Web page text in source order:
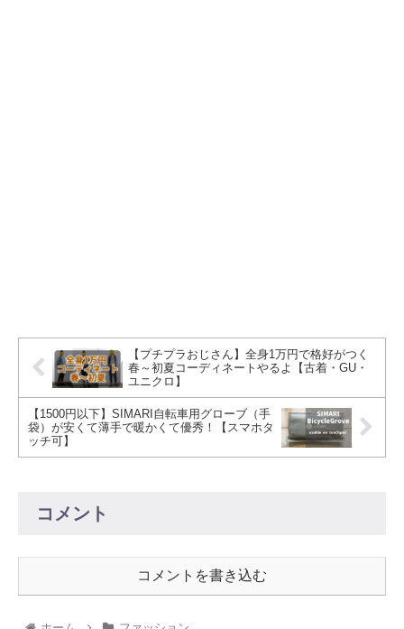
【プチプラおじさん】全身1万円で格好がつく
春～初夏コーディネートやるよ【古着・GU・
ユニクロ】
【1500円以下】SIMARI自転車用グローブ（手
袋）が安くて薄手で暖かくて優秀！【スマホタ
ッチ可】
コメント
コメントを書き込む